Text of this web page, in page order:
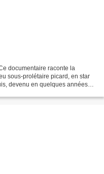
documentaire raconte la
sous-prolétaire picard, en star
devenu en quelques années